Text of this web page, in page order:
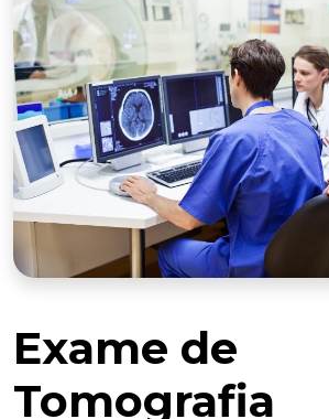
Exame de
Tomografia